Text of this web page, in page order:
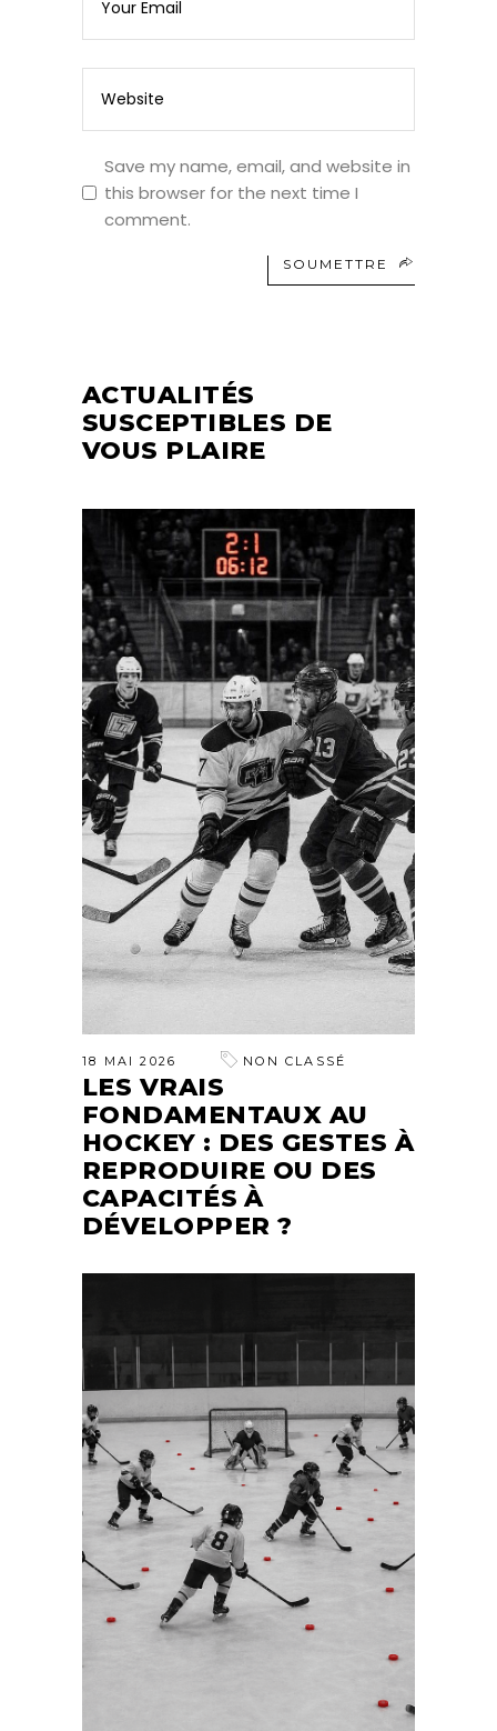
Save my name, email, and website in
this browser for the next time I
comment.
SOUMETTRE
ACTUALITÉS
SUSCEPTIBLES DE
VOUS PLAIRE
18 MAI 2026 NON CLASSÉ
LES VRAIS
FONDAMENTAUX AU
HOCKEY : DES GESTES À
REPRODUIRE OU DES
CAPACITÉS À
DÉVELOPPER ?